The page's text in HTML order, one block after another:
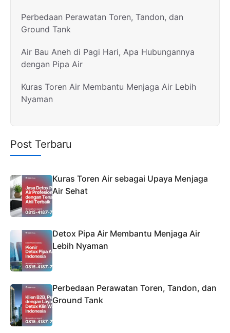
Perbedaan Perawatan Toren, Tandon, dan
Ground Tank
Air Bau Aneh di Pagi Hari, Apa Hubungannya
dengan Pipa Air
Kuras Toren Air Membantu Menjaga Air Lebih
Nyaman
Post Terbaru
Kuras Toren Air sebagai Upaya Menjaga
Air Sehat
Detox Pipa Air Membantu Menjaga Air
Lebih Nyaman
Perbedaan Perawatan Toren, Tandon, dan
Ground Tank